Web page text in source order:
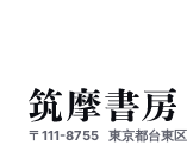
〒111-8755 東京都台東